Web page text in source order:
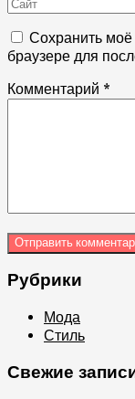
Сохранить
браузере для
Комментарий *
Рубрики
Мода
Стиль
Свежие